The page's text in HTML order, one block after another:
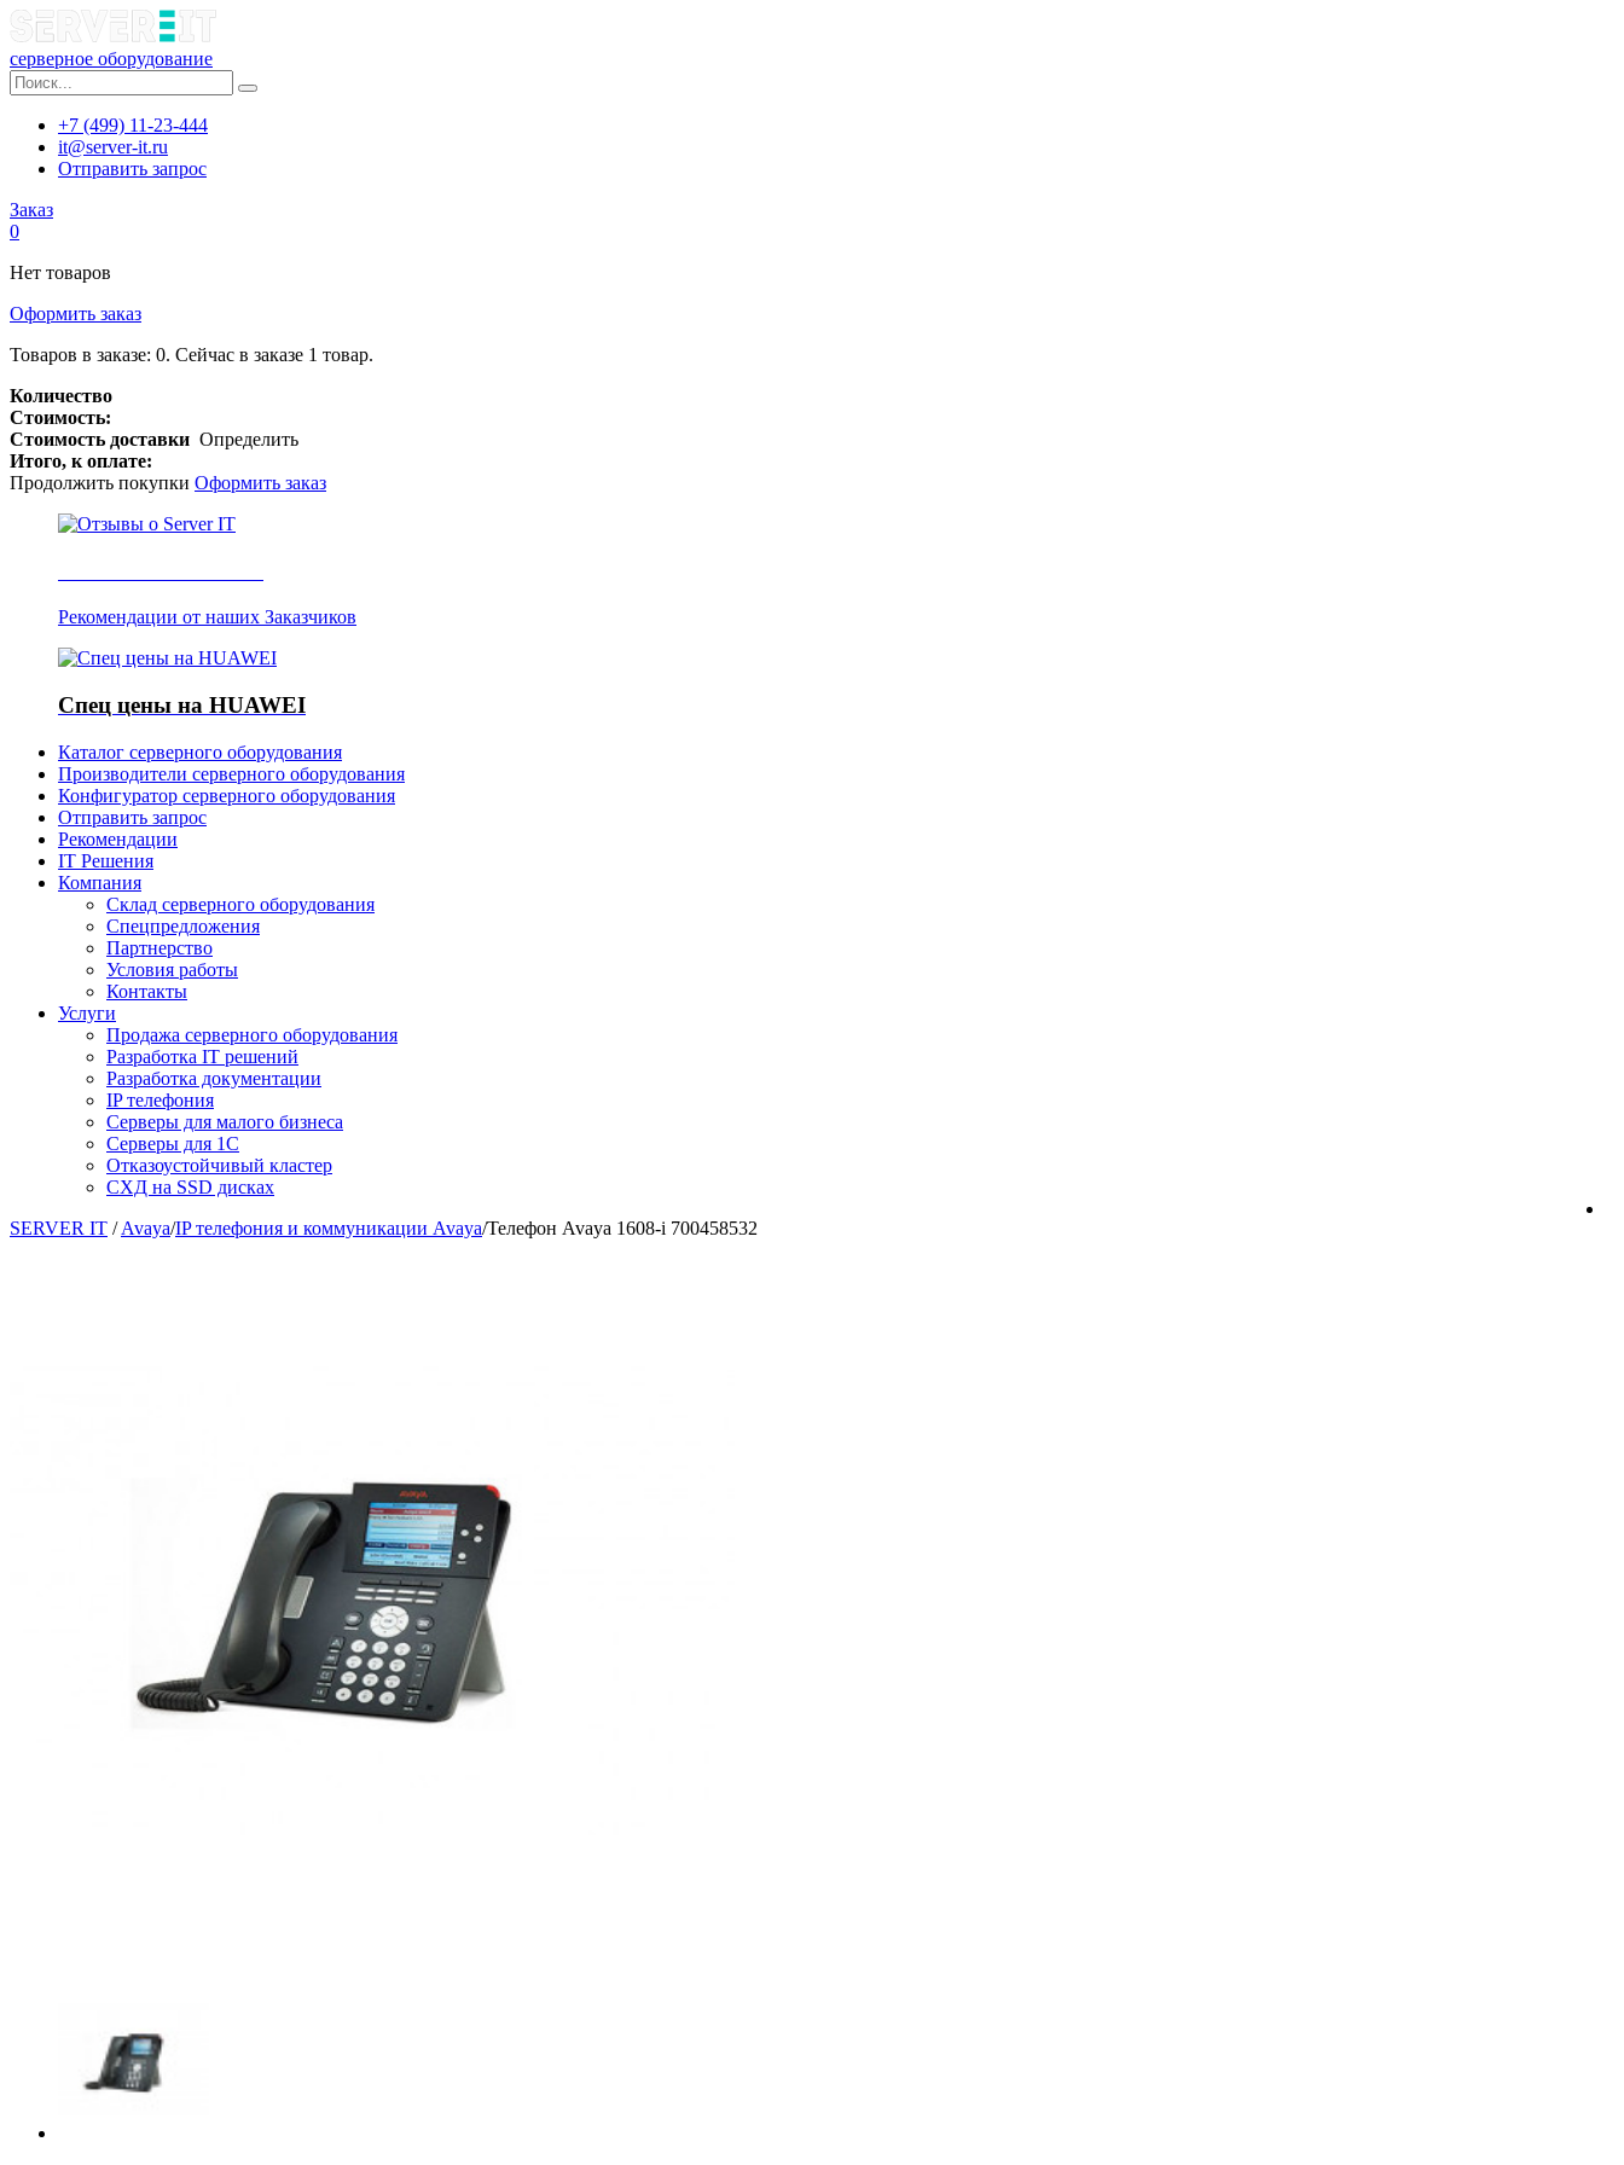
серверное оборудование
+7 (499) 11-23-444
it@server-it.ru
Отправить запрос
Заказ
0
Нет товаров
Оформить заказ
Товаров в заказе: 0. Сейчас в заказе 1 товар.
Количество
Стоимость:
Стоимость доставки Определить
Итого, к оплате:
Продолжить покупки Оформить заказ
Рекомендации от наших Заказчиков
Спец цены на HUAWEI
Каталог серверного оборудования
Производители серверного оборудования
Конфигуратор серверного оборудования
Отправить запрос
Рекомендации
IT Решения
Компания
Склад серверного оборудования
Спецпредложения
Партнерство
Условия работы
Контакты
Услуги
Продажа серверного оборудования
Разработка IT решений
Разработка документации
IP телефония
Серверы для малого бизнеса
Серверы для 1С
Отказоустойчивый кластер
СХД на SSD дисках
SERVER IT / Avaya/IP телефония и коммуникации Avaya/Телефон Avaya 1608-i 700458532